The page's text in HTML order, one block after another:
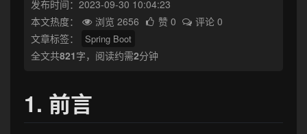
发布时间：2023-09-30 10:04:23
本文热度：
浏览 2656 赞 0
评论 0
文章标签：
Spring Boot
全文共821字，阅读约需2分钟
1. 前言